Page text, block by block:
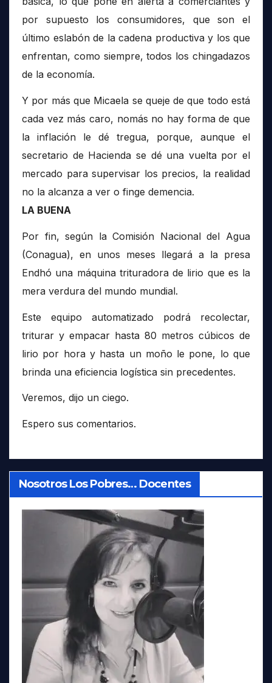
por supuesto los consumidores, que son el
último eslabón de la cadena productiva y los que
enfrentan, como siempre, todos los chingadazos
de la economía.
Y por más que Micaela se queje de que todo está
cada vez más caro, nomás no hay forma de que
la inflación le dé tregua, porque, aunque el
secretario de Hacienda se dé una vuelta por el
mercado para supervisar los precios, la realidad
no la alcanza a ver o finge demencia.
LA BUENA
Por fin, según la Comisión Nacional del Agua
(Conagua), en unos meses llegará a la presa
Endhó una máquina trituradora de lirio que es la
mera verdura del mundo mundial.
Este equipo automatizado podrá recolectar,
triturar y empacar hasta 80 metros cúbicos de
lirio por hora y hasta un moño le pone, lo que
brinda una eficiencia logística sin precedentes.
Veremos, dijo un ciego.
Espero sus comentarios.
Nosotros Los Pobres… Docentes